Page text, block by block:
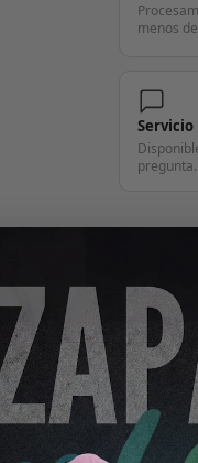
menos
Servicio
pregunta.
EN
tú mismo"